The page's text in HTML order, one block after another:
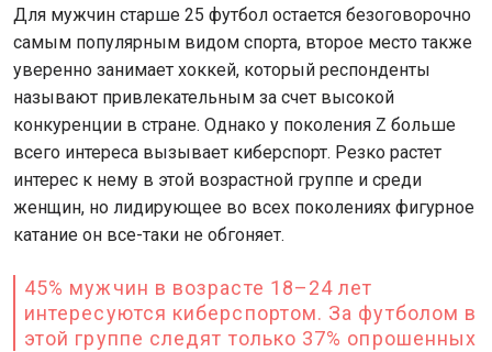
Для мужчин старше 25 футбол остается безоговорочно
самым популярным видом спорта, второе место также
уверенно занимает хоккей, который респонденты
называют привлекательным за счет высокой
конкуренции в стране. Однако у поколения Z больше
всего интереса вызывает киберспорт. Резко растет
интерес к нему в этой возрастной группе и среди
женщин, но лидирующее во всех поколениях фигурное
катание он все-таки не обгоняет.
45% мужчин в возрасте 18–24 лет
интересуются киберспортом. За футболом в
этой группе следят только 37% опрошенных